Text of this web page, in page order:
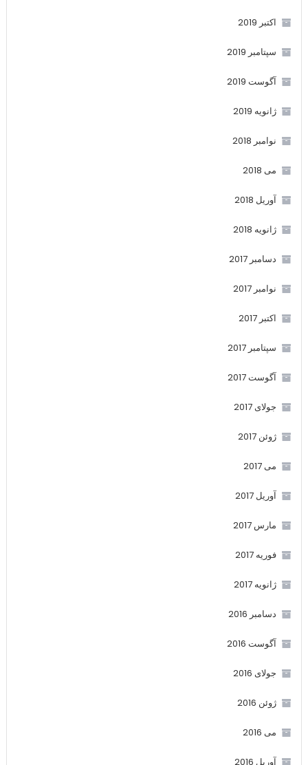
اکتبر 2019
سپتامبر 2019
آگوست 2019
ژانویه 2019
نوامبر 2018
می 2018
آوریل 2018
ژانویه 2018
دسامبر 2017
نوامبر 2017
اکتبر 2017
سپتامبر 2017
آگوست 2017
جولای 2017
ژوئن 2017
می 2017
آوریل 2017
مارس 2017
فوریه 2017
ژانویه 2017
دسامبر 2016
آگوست 2016
جولای 2016
ژوئن 2016
می 2016
آوریل 2016